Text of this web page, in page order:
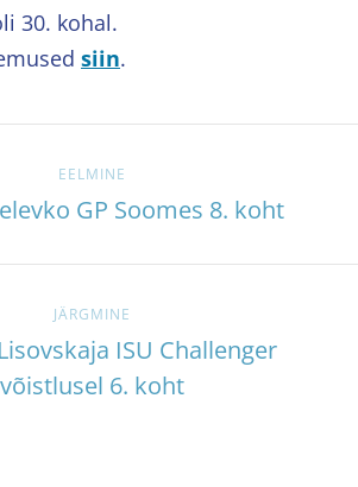
30. kohal.
siin.
EELMINE
GP Soomes 8. koht
JÄRGMINE
ISU Challenger
võistlusel 6. koht